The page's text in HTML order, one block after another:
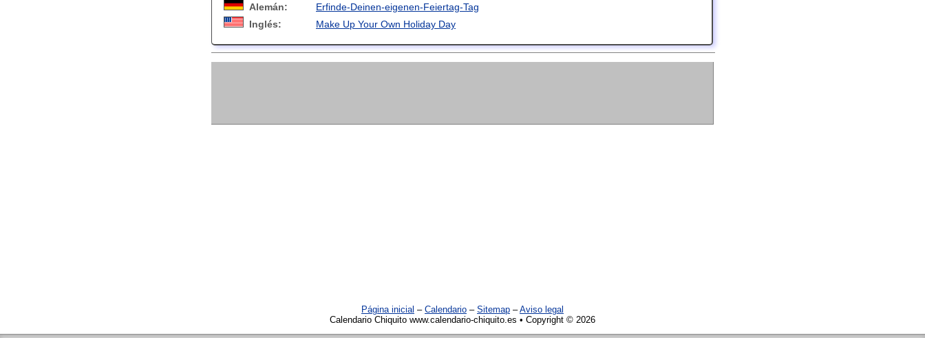
Alemán:
Erfinde-Deinen-eigenen-Feiertag-Tag
Inglés:
Make Up Your Own Holiday Day
Página inicial – Calendario – Sitemap –Aviso legal
Calendario Chiquito www.calendario-chiquito.es • Copyright © 2026